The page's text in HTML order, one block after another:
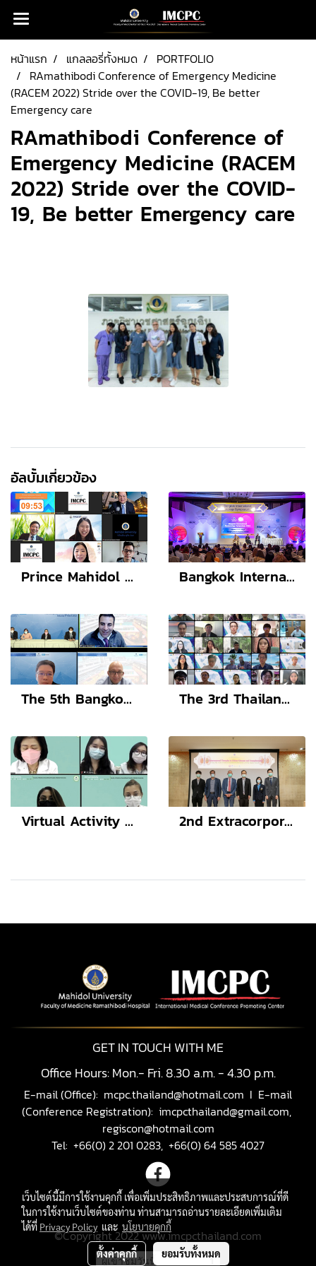
หน้าแรก แกลลอรี่ทั้งหมด
PORTFOLIO
RAmathibodi Conference of Emergency Medicine
(RACEM 2022) Stride over the COVID-19, Be better
Emergency care
RAmathibodi Conference of
Emergency Medicine (RACEM
2022) Stride over the COVID-
19, Be better Emergency care
อัลบั้มเกี่ยวข้อง
Prince Mahidol Award Youth Program (PMAYP) Conference 2021-2022: Bone Health in Transgender People Bangkok International Neonatology Symposium 2022 (BINS12)
The 5th Bangkok International Adult Congenital Cardiology Symposium The 3rd Thailand-Taiwan Forum on Medical Science and Technology and The Transmed Day 2022
Virtual Activity (Thai and Health Education England) 2nd Extracorporeal Therapies in Kidney Diseases and Transplantation
GET IN TOUCH WITH ME
Office Hours: Mon.- Fri. 8.30 a.m. - 4.30 p.m.
E-mail (Office): mcpc.thailand@hotmail.com I E-mail
(Conference Registration): imcpcthailand@gmail.com,
regiscon@hotmail.com
Tel: +66(0) 2 201 0283, +66(0) 64 585 4027
©Copyright 2022 www.imcpcthailand.com
ผู้เข้าชมวันนี้ 1
เว็บไซต์นี้มีการใช้งานคุกกี้ เพื่อเพิ่มประสิทธิภาพและประสบการณ์ที่ดี
ในการใช้งานเว็บไซต์ของท่าน ท่านสามารถอ่านรายละเอียดเพิ่มเติม
ได้ที่ Privacy Policyและ นโยบายคุกกี้
ตั้งค่าคุกกี้ ยอมรับทั้งหมด